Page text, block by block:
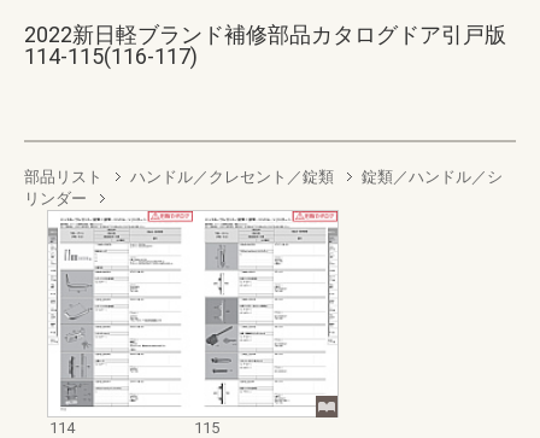
2022新日軽ブランド補修部品カタログドア引戸版
114-115(116-117)
部品リスト ハンドル／クレセント／錠類
錠類／ハンドル／シ
リンダー
114
115